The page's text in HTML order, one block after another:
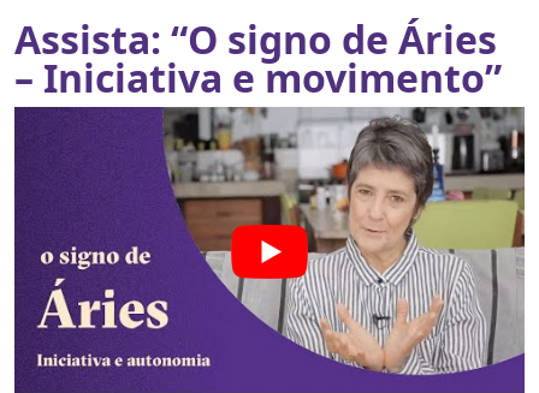
Assista: “O signo de Áries
– Iniciativa e movimento”